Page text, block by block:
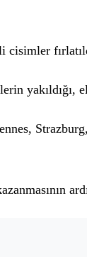
yakıldığı,